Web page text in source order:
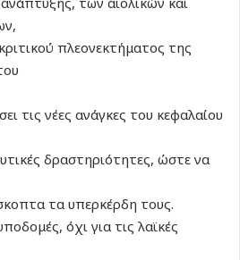
πλεονεκτήματος της
τις νέες ανάγκες του κεφαλαίου
δραστηριότητες, ώστε να
τα υπερκέρδη τους.
όχι για τις λαϊκές